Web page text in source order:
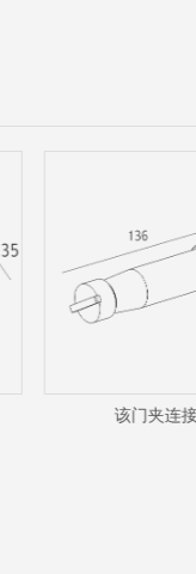
该门夹连接器